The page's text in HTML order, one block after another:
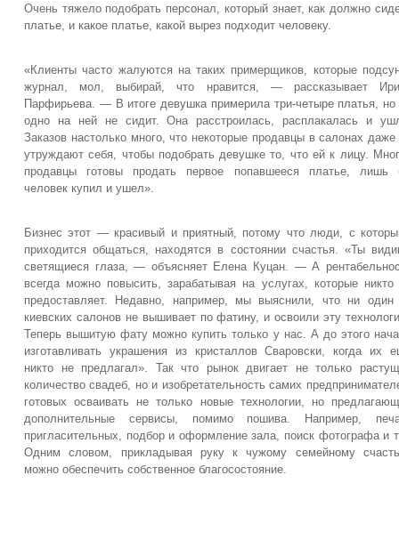
Очень тяжело подобрать персонал, который знает, как должно
платье, и какое платье, какой вырез подходит человеку.
«Клиенты часто жалуются на таких примерщиков, которые
журнал, мол, выбирай, что нравится, — рассказывает
Парфирьева. — В итоге девушка примерила три-четыре платья, но
одно на ней не сидит. Она расстроилась, расплакалась и
Заказов настолько много, что некоторые продавцы в салонах даже
утруждают себя, чтобы подобрать девушке то, что ей к лицу.
продавцы готовы продать первое попавшееся платье, лишь
человек купил и ушел».
Бизнес этот — красивый и приятный, потому что люди, с
приходится общаться, находятся в состоянии счастья. «Ты
светящиеся глаза, — объясняет Елена Куцан. — А
всегда можно повысить, зарабатывая на услугах, которые никто
предоставляет. Недавно, например, мы выяснили, что ни один
киевских салонов не вышивает по фатину, и освоили эту
Теперь вышитую фату можно купить только у нас. А до этого
изготавливать украшения из кристаллов Сваровски, когда их
никто не предлагал». Так что рынок двигает не только
количество свадеб, но и изобретательность самих
готовых осваивать не только новые технологии, но
дополнительные сервисы, помимо пошива. Например,
пригласительных, подбор и оформление зала, поиск фотографа и
Одним словом, прикладывая руку к чужому семейному
можно обеспечить собственное благосостояние.